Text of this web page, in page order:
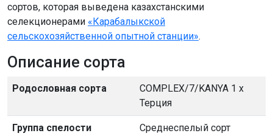
сортов, которая выведена казахстанскими
селекционерами «Карабалыкской
сельскохозяйственной опытной станции».
Описание сорта
Родословная сорта
COMPLEX/7/KANYA 1 х
Терция
Группа спелости Среднеспелый сорт